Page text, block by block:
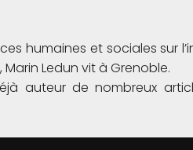
humaines et sociales sur
Ledun vit à Grenoble.
auteur de nombreux